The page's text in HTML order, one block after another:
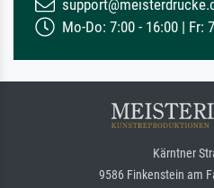
Mo-Do: 7:00 - 16:00 | Fr:
Kärntner
9586 Finkenstein am